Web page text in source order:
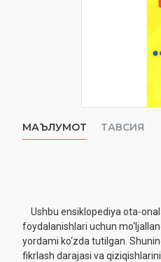
МАЪЛУМОТ ТАВСИЯ
Ushbu ensiklopediya ota-
foydalanishlari uchun
yordami ko‘zda tutilgan.
fikrlash darajasi va